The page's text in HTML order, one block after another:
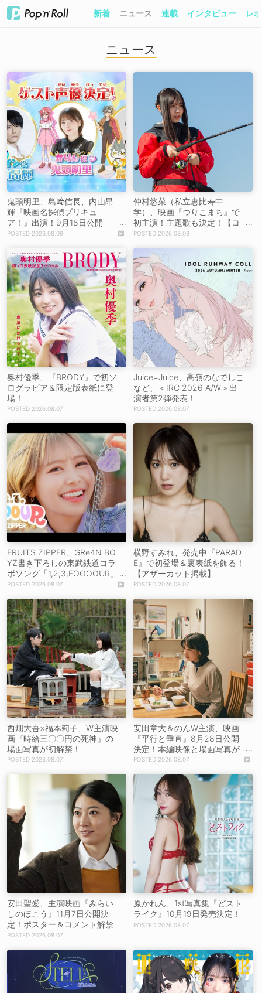
新着 ニュース 連載 インタビュー レ
ニュース
鬼頭明里、島﨑信長、内山昂
輝『映画名探偵プリキュ
ア！』出演！9月18日公開
【コメントあり】
2026.08.09
仲村悠菜（私立恵比寿中
学）、映画『つりこまち』で
初主演！主題歌も決定！【コ
メントあり】
2026.08.08
奥村優季、『BRODY』で初ソ
ログラビア＆限定版表紙に登
場！
2026.08.07
Juice=Juice、高嶺のなでしこ
など、＜IRC 2026 A/W＞出
演者第2弾発表！
2026.08.07
FRUITS ZIPPER、GRe4N BO
YZ書き下ろしの東武鉄道コラ
ボソング「1,2,3,FOOOOUR」
をリリース＆MV公開！
2026.08.07
横野すみれ、発売中『PARAD
E』で初登場＆裏表紙を飾る！
【アザーカット掲載】
2026.08.07
西畑大吾×福本莉子、W主演映
画『時給三〇〇円の死神』の
場面写真が初解禁！
2026.08.07
安田章大＆のんW主演、映画
『平行と垂直』8月28日公開
決定！本編映像と場面写真が
初解禁！2026.08.07
安田聖愛、主演映画『みらい
しのほこう』11月7日公開決
定！ポスター＆コメント解禁
2026.08.07
原かれん、1st写真集『どスト
ライク』10月19日発売決定！
2026.08.07